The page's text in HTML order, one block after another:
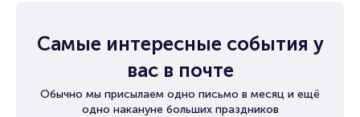
Самые интересные события у
вас в почте
Обычно мы присылаем одно письмо в месяц и ещё
одно накануне больших праздников